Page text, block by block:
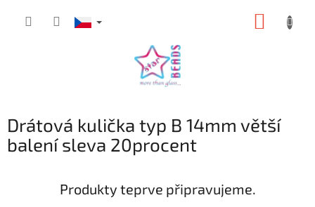
Drátová kulička typ B 14mm větší
balení sleva 20procent
Produkty teprve připravujeme.